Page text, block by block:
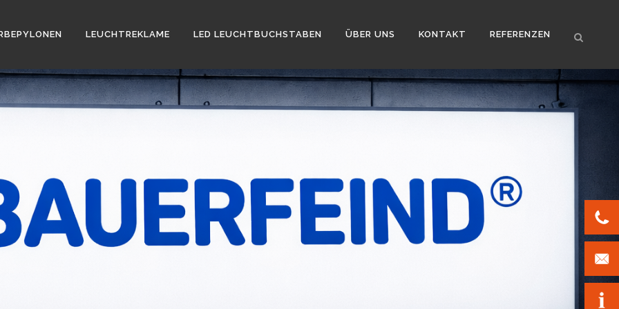
LEUCHTREKLAME LED LEUCHTBUCHSTABEN ÜBER UNS KONTAKT REFERENZEN